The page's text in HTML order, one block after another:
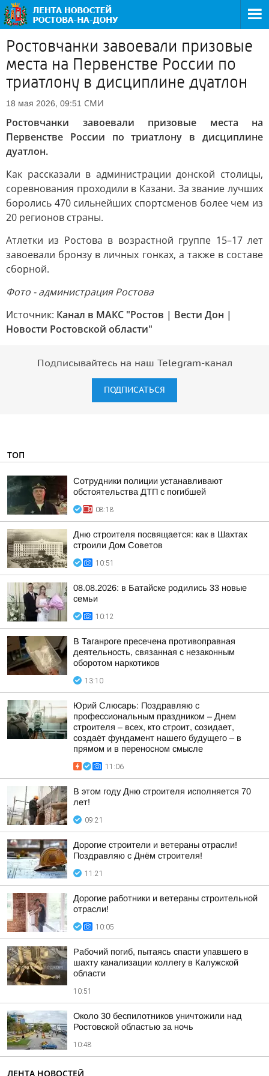
Ростовчанки завоевали призовые
места на Первенстве России по
триатлону в дисциплине дуатлон
18 мая 2026, 09:51 СМИ
Ростовчанки завоевали призовые места на
Первенстве России по триатлону в дисциплине
дуатлон.
Как рассказали в администрации донской столицы,
соревнования проходили в Казани. За звание лучших
боролись 470 сильнейших спортсменов более чем из
20 регионов страны.
Атлетки из Ростова в возрастной группе 15–17 лет
завоевали бронзу в личных гонках, а также в составе
сборной.
Фото - администрация Ростова
Источник: Канал в МАКС "Ростов | Вести Дон |
Новости Ростовской области"
Подписывайтесь на наш Telegram-канал
ПОДПИСАТЬСЯ
ТОП
Сотрудники полиции устанавливают
обстоятельства ДТП с погибшей
08:18
Дню строителя посвящается: как в Шахтах
строили Дом Советов
10:51
08.08.2026: в Батайске родились 33 новые
семьи
10:12
В Таганроге пресечена противоправная
деятельность, связанная с незаконным
оборотом наркотиков
13:10
Юрий Слюсарь: Поздравляю с
профессиональным праздником – Днем
строителя – всех, кто строит, созидает,
создаёт фундамент нашего будущего – в
прямом и в переносном смысле
11:06
В этом году Дню строителя исполняется 70
лет!
09:21
Дорогие строители и ветераны отрасли!
Поздравляю с Днём строителя!
11:21
Дорогие работники и ветераны строительной
отрасли!
10:05
Рабочий погиб, пытаясь спасти упавшего в
шахту канализации коллегу в Калужской
области
10:51
Около 30 беспилотников уничтожили над
Ростовской областью за ночь
10:48
ЛЕНТА НОВОСТЕЙ